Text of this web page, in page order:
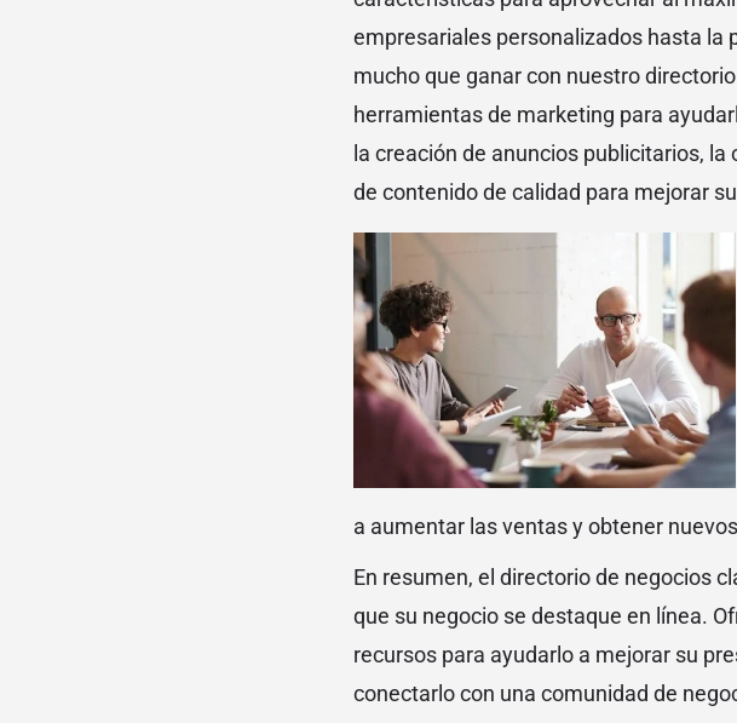
empresariales personalizados hasta la
mucho que ganar con nuestro
herramientas de marketing para
la creación de anuncios publicitarios,
de contenido de calidad para mejorar
a aumentar las ventas y obtener
En resumen, el directorio de negocios
que su negocio se destaque en línea.
recursos para ayudarlo a mejorar su
conectarlo con una comunidad de